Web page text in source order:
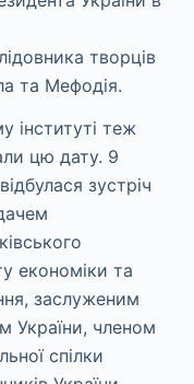
творців
та Мефодія.
інституті теж
цю дату. 9
зустріч
економіки та
заслуженим
України, членом
спілки